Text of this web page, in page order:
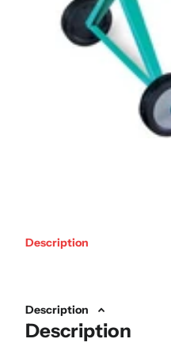
Description
Description
Description